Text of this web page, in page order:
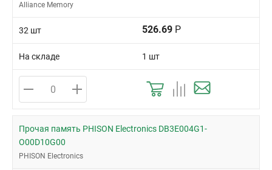
Alliance Memory
32 шт 526.69 Р
На складе 1 шт
Прочая память PHISON Electronics DB3E004G1-
O00D10G00
PHISON Electronics